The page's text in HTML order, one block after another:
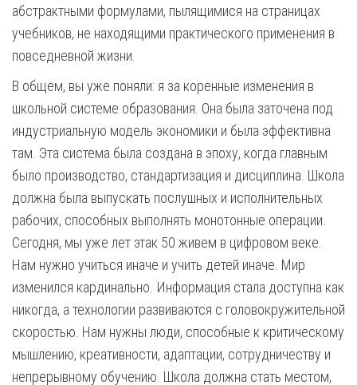
абстрактными формулами, пылящимися на страницах
учебников, не находящими практического применения в
повседневной жизни.
В общем, вы уже поняли: я за коренные изменения в
школьной системе образования. Она была заточена под
индустриальную модель экономики и была эффективна
там. Эта система была создана в эпоху, когда главным
было производство, стандартизация и дисциплина. Школа
должна была выпускать послушных и исполнительных
рабочих, способных выполнять монотонные операции.
Сегодня, мы уже лет этак 50 живем в цифровом веке.
Нам нужно учиться иначе и учить детей иначе. Мир
изменился кардинально. Информация стала доступна как
никогда, а технологии развиваются с головокружительной
скоростью. Нам нужны люди, способные к критическому
мышлению, креативности, адаптации, сотрудничеству и
непрерывному обучению. Школа должна стать местом,